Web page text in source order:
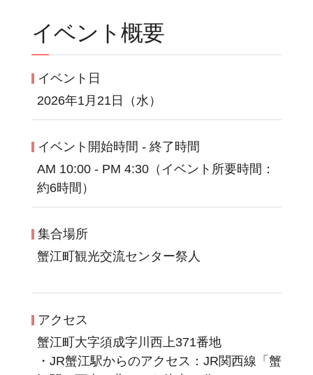
イベント概要
イベント日
2026年1月21日（水）
イベント開始時間 - 終了時間
AM 10:00 - PM 4:30（イベント所要時間：
約6時間）
集合場所
蟹江町観光交流センター祭人
アクセス
蟹江町大字須成字川西上371番地
・JR蟹江駅からのアクセス：JR関西線「蟹